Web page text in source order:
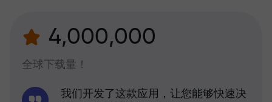
4,000,000
全球下载量！
我们开发了这款应用，让您能够快速决